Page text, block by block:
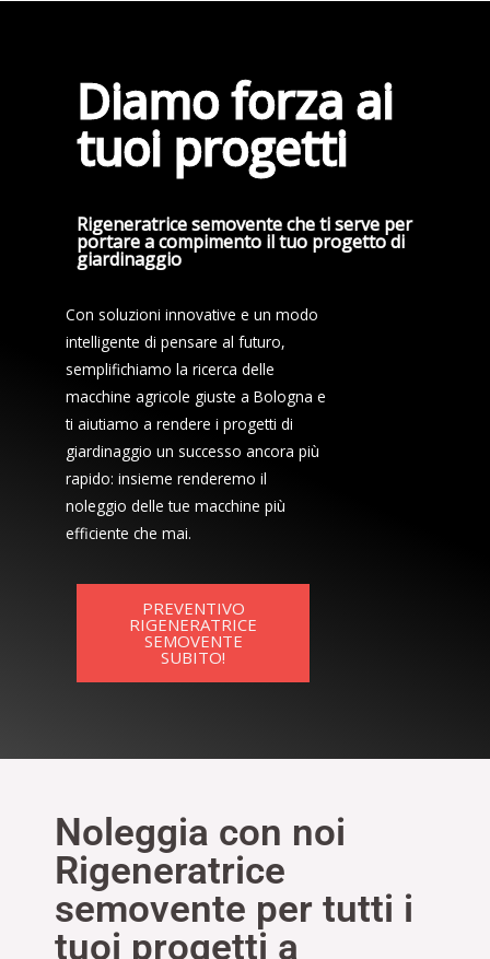
Diamo forza ai
tuoi progetti
Rigeneratrice semovente che ti serve per
portare a compimento il tuo progetto di
giardinaggio
Con soluzioni innovative e un modo
intelligente di pensare al futuro,
semplifichiamo la ricerca delle
macchine agricole giuste a Bologna e
ti aiutiamo a rendere i progetti di
giardinaggio un successo ancora più
rapido: insieme renderemo il
noleggio delle tue macchine più
efficiente che mai.
PREVENTIVO
RIGENERATRICE
SEMOVENTE
SUBITO!
Noleggia con noi
Rigeneratrice
semovente per tutti i
tuoi progetti a